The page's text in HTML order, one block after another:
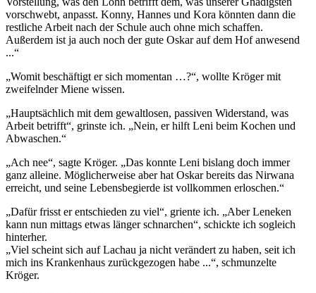
vorschwebt, anpasst. Konny, Hannes und Kora könnten dann die
restliche Arbeit nach der Schule auch ohne mich schaffen.
Außerdem ist ja auch noch der gute Oskar auf dem Hof anwesend
...“
„Womit beschäftigt er sich momentan …?“, wollte Kröger mit
zweifelnder Miene wissen.
„Hauptsächlich mit dem gewaltlosen, passiven Widerstand, was
Arbeit betrifft“, grinste ich. „Nein, er hilft Leni beim Kochen und
Abwaschen.“
„Ach nee“, sagte Kröger. „Das konnte Leni bislang doch immer
ganz alleine. Möglicherweise aber hat Oskar bereits das Nirwana
erreicht, und seine Lebensbegierde ist vollkommen erloschen.“
„Dafür frisst er entschieden zu viel“, griente ich. „Aber Leneken
kann nun mittags etwas länger schnarchen“, schickte ich sogleich
hinterher.
„Viel scheint sich auf Lachau ja nicht verändert zu haben, seit ich
mich ins Krankenhaus zurückgezogen habe ...“, schmunzelte
Kröger.